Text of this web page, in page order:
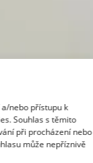
nebo přístupu k
Souhlas s těmito
při procházení nebo
může nepříznivě